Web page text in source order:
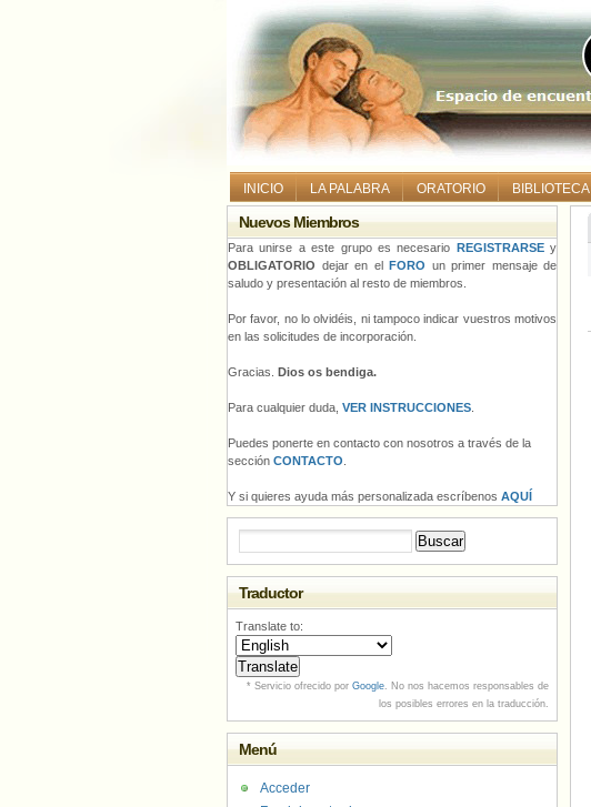
INICIO LA PALABRA ORATORIO BIBLIOTECA
Nuevos Miembros
Para unirse a este grupo es necesario REGISTRARSEy
OBLIGATORIO dejar en el FORO un primer mensaje de
saludo y presentación al resto de miembros.
Por favor, no lo olvidéis, ni tampoco indicar vuestros motivos
en las solicitudes de incorporación.
Gracias. Dios os bendiga.
Para cualquier duda, VER INSTRUCCIONES
Puedes ponerte en contacto con nosotros a través de la
sección CONTACTO
Y si quieres ayuda más personalizada escríbenos AQUÍ
Traductor
Translate to:
* Servicio ofrecido por Google. No nos hacemos responsables de
los posibles errores en la traducción.
Menú
Acceder